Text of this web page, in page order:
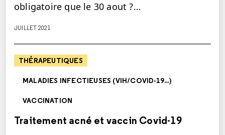
obligatoire que le 30 aout ?…
JUILLET 2021
THÉRAPEUTIQUES
MALADIES INFECTIEUSES (VIH/COVID-19...)
VACCINATION
Traitement acné et vaccin Covid-19